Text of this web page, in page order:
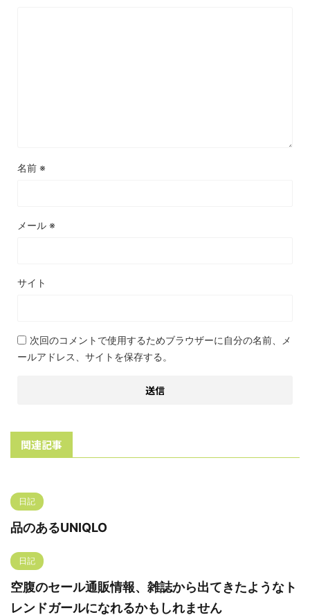
名前 ※
メール ※
サイト
次回のコメントで使用するためブラウザーに自分の名前、メ
ールアドレス、サイトを保存する。
関連記事
日記
品のあるUNIQLO
日記
空腹のセール通販情報、雑誌から出てきたようなト
レンドガールになれるかもしれません